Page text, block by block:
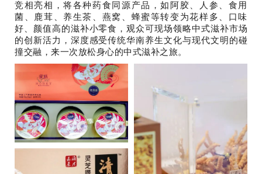
竞相亮相，将各种药食同源产品，如阿胶、人参、食用
菌、鹿茸、养生茶、燕窝、蜂蜜等转变为花样多、口味
好、颜值高的滋补小零食，观众可现场领略中式滋补市场
的创新活力，深度感受传统华南养生文化与现代文明的碰
撞交融，来一次放松身心的中式滋补之旅。